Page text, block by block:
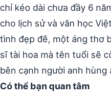
chỉ kéo dài chưa đầy 6
cho lịch sử và văn học
tình đẹp đẽ, một áng thơ
sĩ tài hoa mà tên tuổi sẽ
bên cạnh người anh hùng
Có thể bạn quan tâm